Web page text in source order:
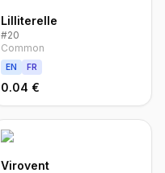
Lilliterelle
#20
Common
EN FR
0.04 €
Virovent